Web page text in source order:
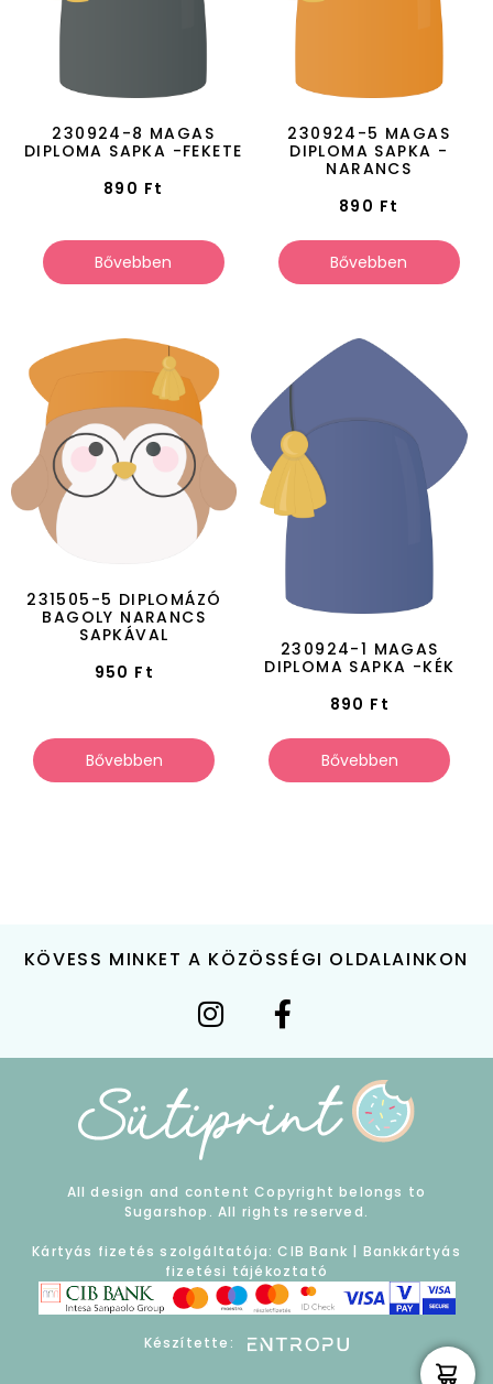
230924-8 MAGAS
DIPLOMA SAPKA -FEKETE
890 Ft
Bővebben
230924-5 MAGAS
DIPLOMA SAPKA -
NARANCS
890 Ft
Bővebben
231505-5 DIPLOMÁZÓ
BAGOLY NARANCS
SAPKÁVAL
950 Ft
Bővebben
230924-1 MAGAS
DIPLOMA SAPKA -KÉK
890 Ft
Bővebben
KÖVESS MINKET A KÖZÖSSÉGI OLDALAINKON
All design and content Copyright belongs to
Sugarshop. All rights reserved.
Kártyás fizetés szolgáltatója: CIB Bank | Bankkártyás
fizetési tájékoztató
Készítette: